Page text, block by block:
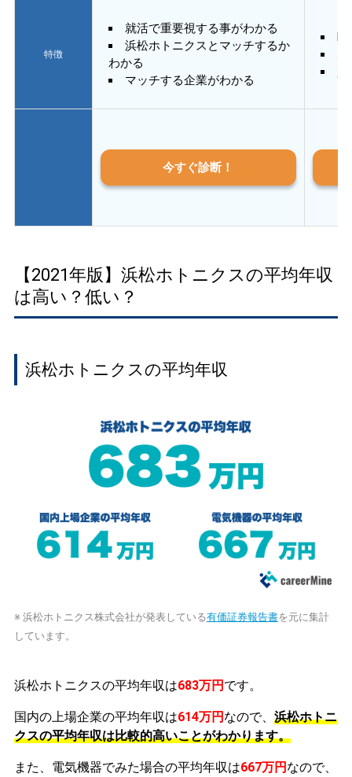
特徴
就活で重要視する事がわかる
浜松ホトニクスとマッチするか
わかる
マッチする企業がわかる
質
今すぐ診断！
【2021年版】浜松ホトニクスの平均年収
は高い？低い？
浜松ホトニクスの平均年収
※ 浜松ホトニクス株式会社が発表している有価証券報告書を元に集計
しています。
浜松ホトニクスの平均年収は683万円 です。
国内の上場企業の平均年収は614万円 なので、 浜松ホトニ
クスの平均年収は比較的高いことがわかります。
また、電気機器でみた場合の平均年収は667万円 なので、